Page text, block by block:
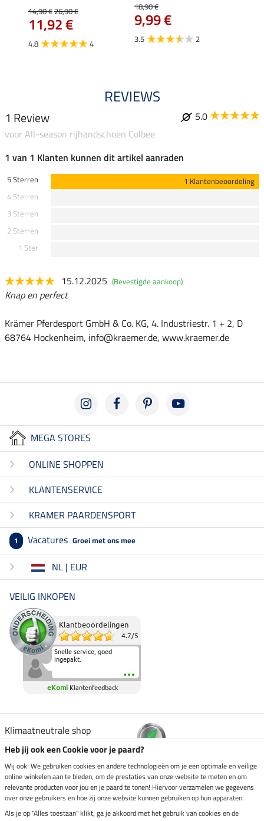
14,90 €26,90 €
11,92 €
4.8 4
18,90 €
9,99 €
3.5 2
REVIEWS
1 Review
5.0
voor All-season rijhandschoen Colbee
1 van 1 Klanten kunnen dit artikel aanraden
5 Sterren
1 Klantenbeoordeling
4 Sterren
3 Sterren
2 Sterren
1 Ster
15.12.2025 (Bevestigde aankoop)
Knap en perfect
Krämer Pferdesport GmbH & Co. KG, 4. Industriestr. 1 + 2, D
68764 Hockenheim, info@kraemer.de, www.kraemer.de
MEGA STORES
ONLINE SHOPPEN
KLANTENSERVICE
KRAMER PAARDENSPORT
1 Vacatures Groei met ons mee
NL | EUR
VEILIG INKOPEN
Klantbeoordelingen
4.7/5
Snelle service, goed
ingepakt.
eKomi Klantenfeedback
Klimaatneutrale shop
Verzending per
Veilig betalen met
Heb jij ook een Cookie voor je paard?
Wij ook! We gebruiken cookies en andere technologieën om je een optimale en veilige
online winkelen aan te bieden, om de prestaties van onze website te meten en om
relevante producten voor jou en je paard te tonen! Hiervoor verzamelen we gegevens
over onze gebruikers en hoe zij onze website kunnen gebruiken op hun apparaten.
Als je op "Alles toestaan" klikt, ga je akkoord met het gebruik van cookies en de